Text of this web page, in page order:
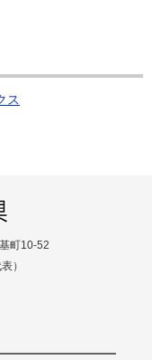
ス
町10-52
）